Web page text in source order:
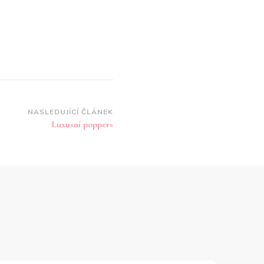
NASLEDUJÍCÍ ČLÁNEK
Luxusní poppers